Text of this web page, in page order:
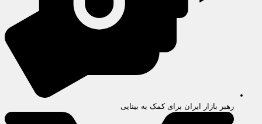
رهبر بازار ایران برای کمک به بینایی